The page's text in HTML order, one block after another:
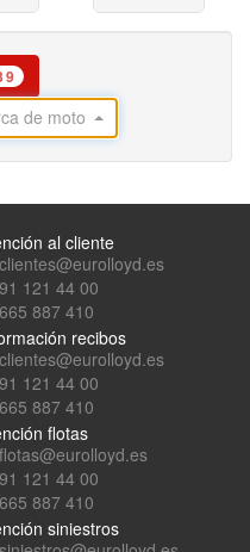
de moto
al cliente
clientes@eurolloyd.es
91 121 44 00
665 887 410
recibos
clientes@eurolloyd.es
91 121 44 00
665 887 410
flotas
flotas@eurolloyd.es
91 121 44 00
665 887 410
siniestros